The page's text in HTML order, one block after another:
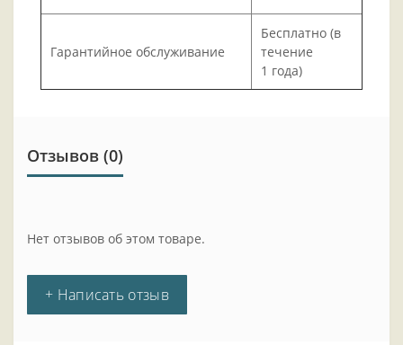
Гарантийное обслуживание
Бесплатно (в
течение
1 года)
Отзывов (0)
Нет отзывов об этом товаре.
+ Написать отзыв